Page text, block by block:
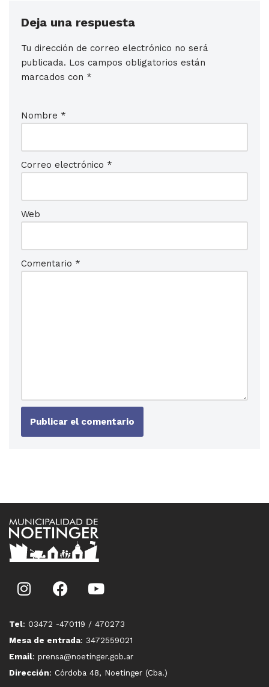
Deja una respuesta
Tu dirección de correo electrónico no será
publicada. Los campos obligatorios están
marcados con *
Nombre *
Correo electrónico *
Web
Comentario *
Tel: 03472 -470119 / 470273
Mesa de entrada: 3472559021
Email: prensa@noetinger.gob.ar
Dirección: Córdoba 48, Noetinger (Cba.)